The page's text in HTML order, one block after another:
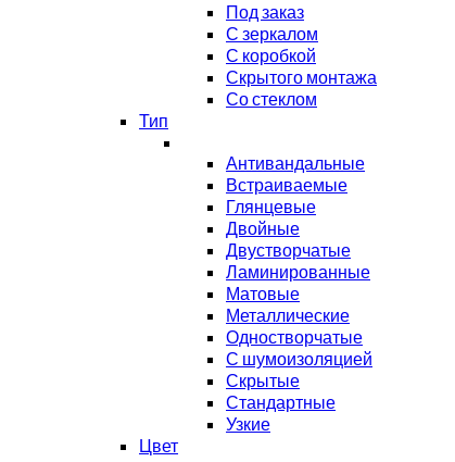
Под заказ
С зеркалом
С коробкой
Скрытого монтажа
Со стеклом
Тип
Антивандальные
Встраиваемые
Глянцевые
Двойные
Двустворчатые
Ламинированные
Матовые
Металлические
Одностворчатые
С шумоизоляцией
Скрытые
Стандартные
Узкие
Цвет